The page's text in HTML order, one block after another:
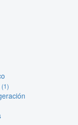
(1)